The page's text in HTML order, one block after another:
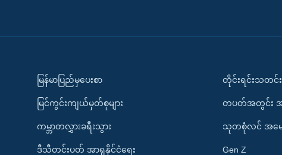
မြန်မာပြည်မှပေးစာ
မြင်ကွင်းကျယ်မှတ်စုများ
ကမ္ဘာတလွှားခရီးသွား
ဒီသီတင်းပတ် အာရှနိုင်ငံရေး
တိုင်းရင်းသတင်
တပတ်အတွင်း အ
သုတစုံလင် အမ
Gen Z